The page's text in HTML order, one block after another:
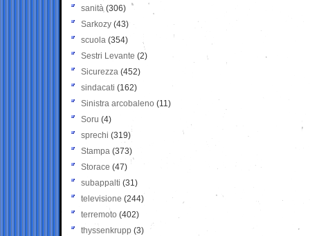
sanità (306)
Sarkozy (43)
scuola (354)
Sestri Levante (2)
Sicurezza (452)
sindacati (162)
Sinistra arcobaleno (11)
Soru (4)
sprechi (319)
Stampa (373)
Storace (47)
subappalti (31)
televisione(244)
terremoto (402)
thyssenkrupp (3)